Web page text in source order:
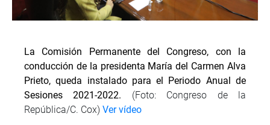
La Comisión Permanente del Congreso, con la
conducción de la presidenta María del Carmen Alva
Prieto, queda instalado para el Periodo Anual de
Sesiones 2021-2022. (Foto: Congreso de la
República/C. Cox) Ver vídeo